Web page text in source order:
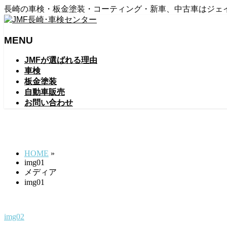
長崎の車検・板金塗装・コーティング・新車、中古車はジェ
MENU
JMFが選ばれる理由
車検
板金塗装
自動車販売
お問い合わせ
HOME »
img01
メディア
img01
img02